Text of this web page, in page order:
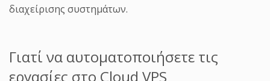
διαχείρισης συστημάτων.
Γιατί να αυτοματοποιήσετε τις
εργασίες στο Cloud VPS